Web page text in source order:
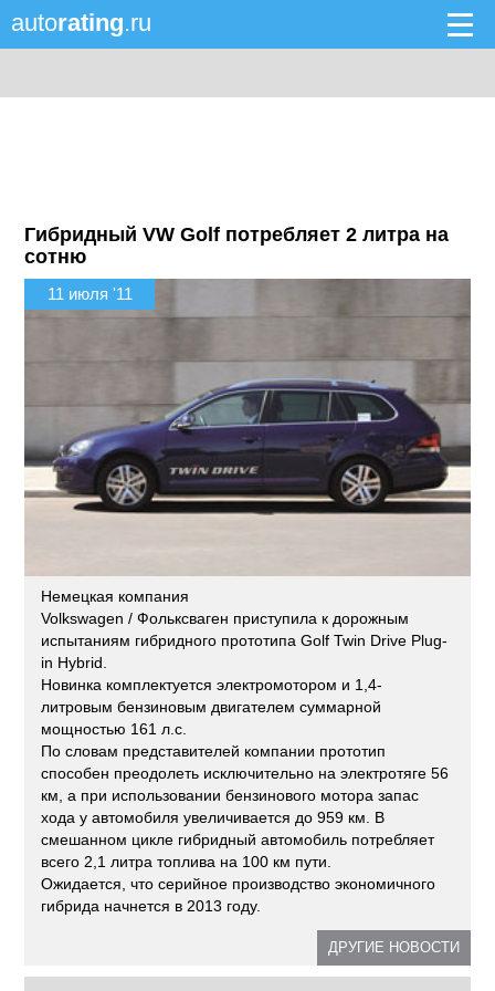
autorating.ru
Гибридный VW Golf потребляет 2 литра на
сотню
11 июля '11
Немецкая компания
Volkswagen / Фольксваген приступила к дорожным
испытаниям гибридного прототипа Golf Twin Drive Plug-
in Hybrid.
Новинка комплектуется электромотором и 1,4-
литровым бензиновым двигателем суммарной
мощностью 161 л.с.
По словам представителей компании прототип
способен преодолеть исключительно на электротяге 56
км, а при использовании бензинового мотора запас
хода у автомобиля увеличивается до 959 км. В
смешанном цикле гибридный автомобиль потребляет
всего 2,1 литра топлива на 100 км пути.
Ожидается, что серийное производство экономичного
гибрида начнется в 2013 году.
ДРУГИЕ НОВОСТИ